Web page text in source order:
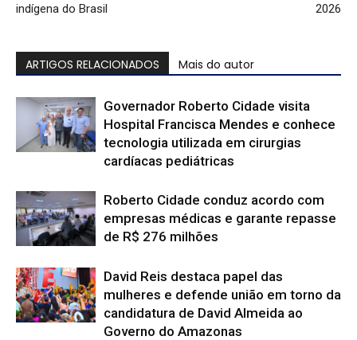
indígena do Brasil
2026
ARTIGOS RELACIONADOS Mais do autor
Governador Roberto Cidade visita
Hospital Francisca Mendes e conhece
tecnologia utilizada em cirurgias
cardíacas pediátricas
Roberto Cidade conduz acordo com
empresas médicas e garante repasse
de R$ 276 milhões
David Reis destaca papel das
mulheres e defende união em torno da
candidatura de David Almeida ao
Governo do Amazonas